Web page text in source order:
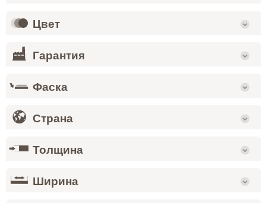
Цвет
Гарантия
Фаска
Страна
Толщина
Ширина